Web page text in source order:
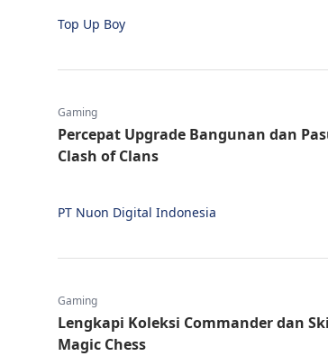
Top Up Boy
Gaming
Percepat Upgrade Bangunan dan
Clash of Clans
PT Nuon Digital Indonesia
Gaming
Lengkapi Koleksi Commander dan
Magic Chess